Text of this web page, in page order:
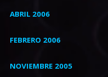
ABRIL 2006
FEBRERO 2006
NOVIEMBRE 2005